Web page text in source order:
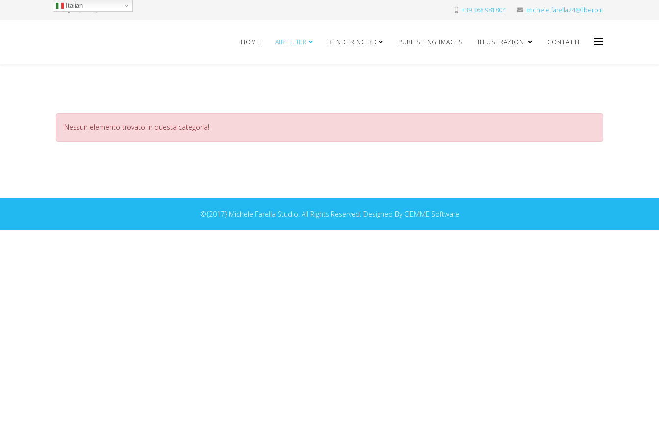
Italian
+39 368 981804 michele.farella24@libero.it
HOME AIRTELIER RENDERING 3D PUBLISHING IMAGES ILLUSTRAZIONI CONTATTI
Nessun elemento trovato in questa categoria!
©{2017} Michele Farella Studio. All Rights Reserved. Designed By CIEMME Software